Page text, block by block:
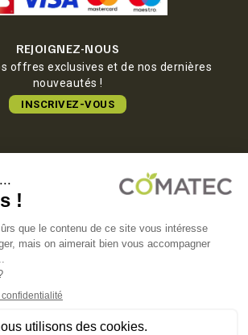
REJOIGNEZ-NOUS
offres exclusives et de nos dernières
nouveautés !
INSCRIVEZ-VOUS
François-Xavier Fafeur
Carcassonne, FRANCE